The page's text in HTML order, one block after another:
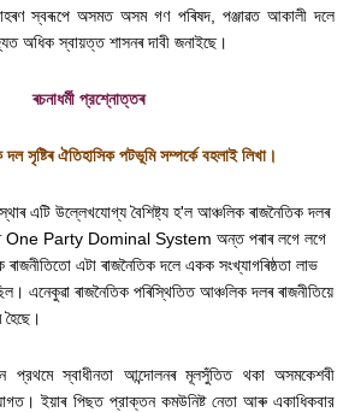
স্বৰূপে অসমত অসম গণ পৰিষদ, পঞ্জাৱত আকালী দলে
অধিক স্বায়ত্ত শাসনৰ দাবী জনাইছে।
ৰচনাধৰ্মী প্রশ্নোত্তৰ
সৃষ্টিৰ ঐতিহাসিক পটভূমি সম্পর্কে বহলাই লিখা।
এটি উল্লেখযোগ্য বৈশিষ্ট্য হ'ল আঞ্চলিক ৰাজনৈতিক দলৰ
One Party Dominal System অন্ত পৰাৰ লগে লগে
ৰাজনীতিতো এটা ৰাজনৈতিক দলে একক সংখ্যাগৰিষ্ঠতা লাভ
এনেকুৱা ৰাজনৈতিক পৰিস্থিতিত আঞ্চলিক দলৰ ৰাজনীতিয়ে
হৈছে।
প্রথমে স্বাধীনতা আন্দোলনৰ মূলসুঁতিত থকা অসমকেশবী
ইয়াৰ পিছত প্রাক্তন কমউনিষ্ট নেতা আৰু একাধিকবার